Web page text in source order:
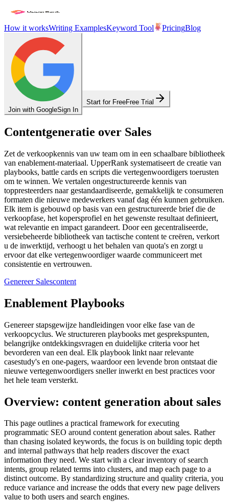
How it worksWriting ExamplesKeyword Tool PricingBlog
Join with GoogleSign In
Start for FreeFree Trial
Contentgeneratie over Sales
Zet de verkoopkennis van uw team om in een schaalbare bibliotheek
van enablement-materiaal. UpperRank systematiseert de creatie van
playbooks, battle cards en scripts die vertegenwoordigers toerusten
om te winnen. We vertalen ongestructureerde kennis van
toppresteerders naar gestandaardiseerde, gemakkelijk te consumeren
formaten die nieuwe medewerkers vanaf dag één kunnen gebruiken.
Elk item is gebouwd op basis van een gestructureerde brief die de
verkoopfase, het kopersprofiel en het gewenste resultaat definieert,
wat relevantie en impact garandeert. Door een gecentraliseerde,
versiebeheerde bibliotheek van tactische content te creëren, verkort
u de inwerktijd, verhoogt u het behalen van quota's en zorgt u
ervoor dat elke vertegenwoordiger waarde communiceert met
consistentie en vertrouwen.
Genereer Salescontent
Enablement Playbooks
Genereer stapsgewijze handleidingen voor elke fase van de
verkoopcyclus. We structureren playbooks met gesprekspunten,
belangrijke ontdekkingsvragen en duidelijke criteria voor het
bevorderen van een deal. Elk playbook linkt naar relevante
casestudy's en one-pagers, waardoor een levende bron ontstaat die
nieuwe vertegenwoordigers sneller inwerkt en best practices voor
het hele team versterkt.
Overview: content generation about sales
This page outlines a practical framework for executing
programmatic SEO around content generation about sales. Rather
than chasing isolated keywords, the focus is on building topic depth
and internal pathways that help readers discover the exact
information they need. We start with a clear inventory of search
intents, group related terms into clusters, and map each page to a
distinct outcome. By standardizing structure and quality criteria, you
reduce variance and increase the odds that every new page delivers
value to both users and search engines.